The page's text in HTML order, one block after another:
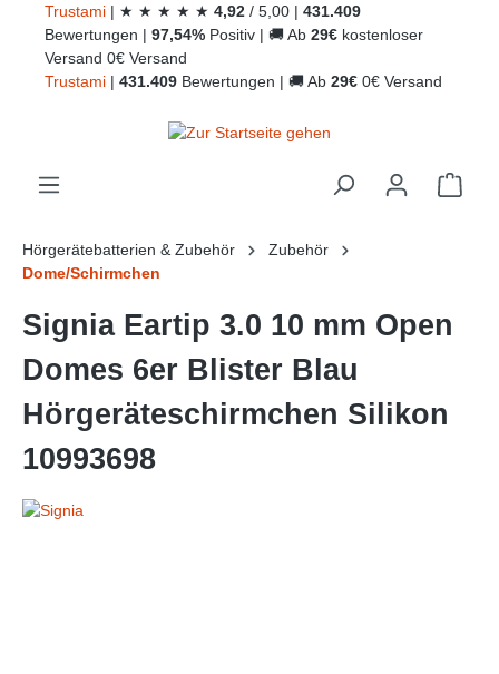
Trustami | ★ ★ ★ ★ ★ 4,92 / 5,00 | 431.409
Bewertungen | 97,54% Positiv | 🚚 Ab 29€ kostenloser
Versand 0€ Versand
Trustami | 431.409 Bewertungen | 🚚 Ab 29€ 0€ Versand
Hörgerätebatterien & Zubehör
Zubehör
Dome/Schirmchen
Signia Eartip 3.0 10 mm Open
Domes 6er Blister Blau
Hörgeräteschirmchen Silikon
10993698